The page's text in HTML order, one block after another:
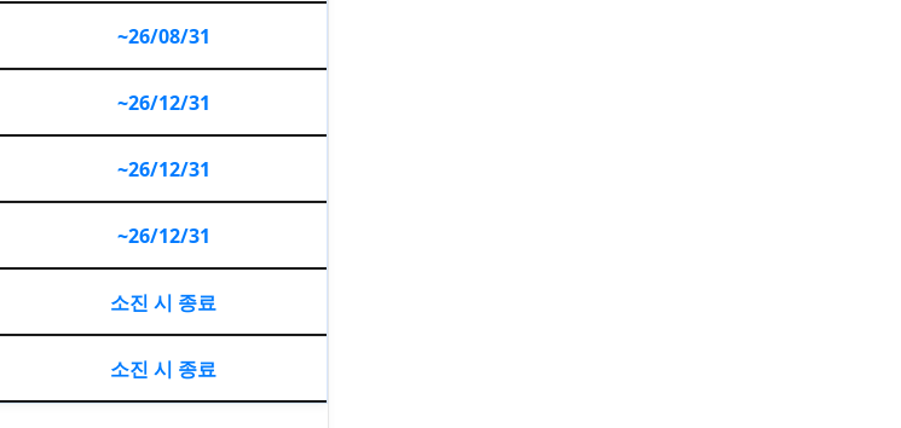
~26/08/31
~26/12/31
~26/12/31
~26/12/31
소진 시 종료
소진 시 종료